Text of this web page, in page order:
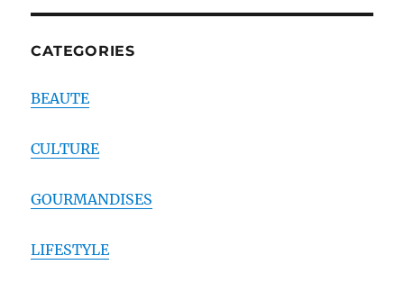
CATEGORIES
BEAUTE
CULTURE
GOURMANDISES
LIFESTYLE